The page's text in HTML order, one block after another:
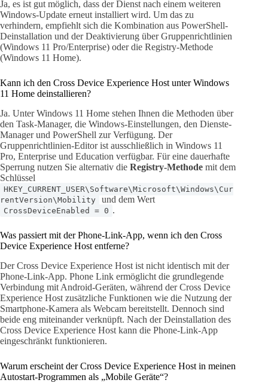
Ja, es ist gut möglich, dass der Dienst nach einem weiteren
Windows-Update erneut installiert wird. Um das zu
verhindern, empfiehlt sich die Kombination aus PowerShell-
Deinstallation und der Deaktivierung über Gruppenrichtlinien
(Windows 11 Pro/Enterprise) oder die Registry-Methode
(Windows 11 Home).
Kann ich den Cross Device Experience Host unter Windows
11 Home deinstallieren?
Ja. Unter Windows 11 Home stehen Ihnen die Methoden über
den Task-Manager, die Windows-Einstellungen, den Dienste-
Manager und PowerShell zur Verfügung. Der
Gruppenrichtlinien-Editor ist ausschließlich in Windows 11
Pro, Enterprise und Education verfügbar. Für eine dauerhafte
Sperrung nutzen Sie alternativ die Registry-Methode mit dem
Schlüssel
HKEY_CURRENT_USER\Software\Microsoft\Windows\Cur
rentVersion\Mobility
und dem Wert
CrossDeviceEnabled = 0 .
Was passiert mit der Phone-Link-App, wenn ich den Cross
Device Experience Host entferne?
Der Cross Device Experience Host ist nicht identisch mit der
Phone-Link-App. Phone Link ermöglicht die grundlegende
Verbindung mit Android-Geräten, während der Cross Device
Experience Host zusätzliche Funktionen wie die Nutzung der
Smartphone-Kamera als Webcam bereitstellt. Dennoch sind
beide eng miteinander verknüpft. Nach der Deinstallation des
Cross Device Experience Host kann die Phone-Link-App
eingeschränkt funktionieren.
Warum erscheint der Cross Device Experience Host in meinen
Autostart-Programmen als „Mobile Geräte“?